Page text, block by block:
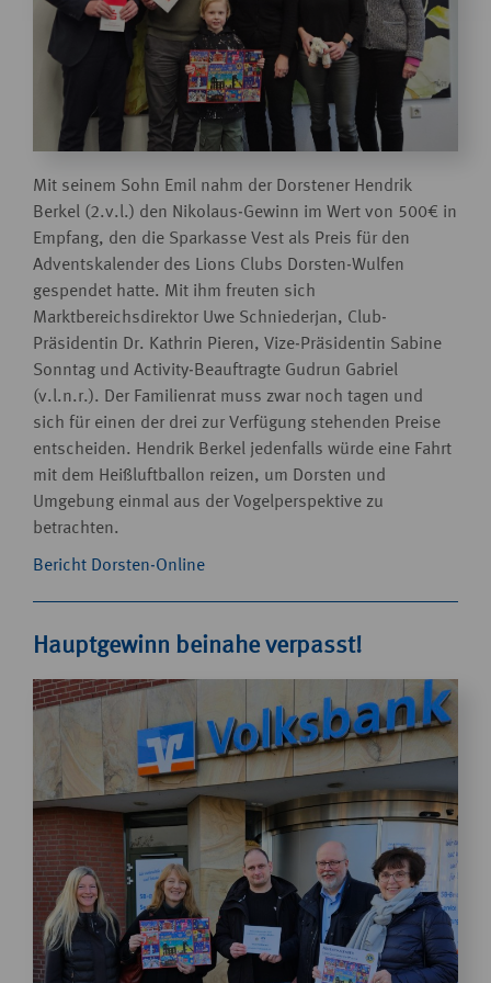
Mit seinem Sohn Emil nahm der Dorstener Hendrik
Berkel (2.v.l.) den Nikolaus-Gewinn im Wert von 500€ in
Empfang, den die Sparkasse Vest als Preis für den
Adventskalender des Lions Clubs Dorsten-Wulfen
gespendet hatte. Mit ihm freuten sich
Marktbereichsdirektor Uwe Schniederjan, Club-
Präsidentin Dr. Kathrin Pieren, Vize-Präsidentin Sabine
Sonntag und Activity-Beauftragte Gudrun Gabriel
(v.l.n.r.). Der Familienrat muss zwar noch tagen und
sich für einen der drei zur Verfügung stehenden Preise
entscheiden. Hendrik Berkel jedenfalls würde eine Fahrt
mit dem Heißluftballon reizen, um Dorsten und
Umgebung einmal aus der Vogelperspektive zu
betrachten.
Bericht Dorsten-Online
Hauptgewinn beinahe verpasst!